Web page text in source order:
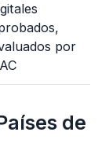
por
de